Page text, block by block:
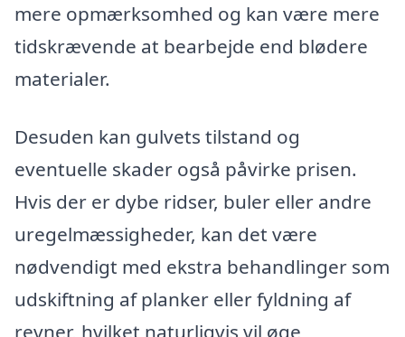
mere opmærksomhed og kan være mere
tidskrævende at bearbejde end blødere
materialer.
Desuden kan gulvets tilstand og
eventuelle skader også påvirke prisen.
Hvis der er dybe ridser, buler eller andre
uregelmæssigheder, kan det være
nødvendigt med ekstra behandlinger som
udskiftning af planker eller fyldning af
revner, hvilket naturligvis vil øge